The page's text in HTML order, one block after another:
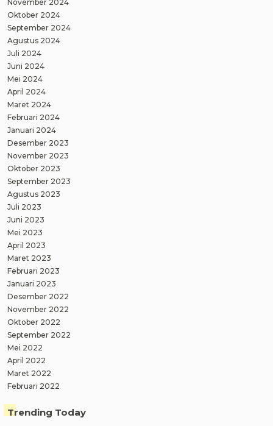
November 2024
Oktober 2024
September 2024
Agustus 2024
Juli 2024
Juni 2024
Mei 2024
April 2024
Maret 2024
Februari 2024
Januari 2024
Desember 2023
November 2023
Oktober 2023
September 2023
Agustus 2023
Juli 2023
Juni 2023
Mei 2023
April 2023
Maret 2023
Februari 2023
Januari 2023
Desember 2022
November 2022
Oktober 2022
September 2022
Mei 2022
April 2022
Maret 2022
Februari 2022
Trending Today